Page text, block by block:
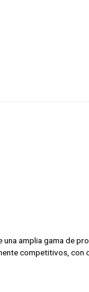
amplia gama de
competitivos, con